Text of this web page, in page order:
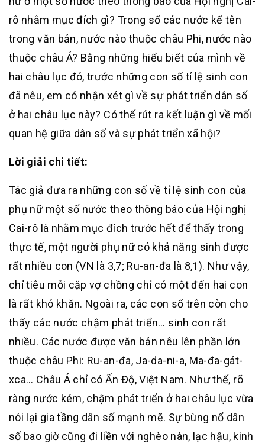
rô nhằm mục đích gì? Trong số các nước kể tên
trong văn bản, nước nào thuộc châu Phi, nước nào
thuộc châu Á? Bằng những hiểu biết của mình về
hai châu lục đó, trước những con số tỉ lệ sinh con
đã nêu, em có nhận xét gì về sự phát triển dân số
ở hai châu lục này? Có thế rút ra kết luận gì về mối
quan hệ giữa dân số và sự phát triển xã hội?
Lời giải chi tiết:
Tác giả đưa ra những con số về tỉ lệ sinh con của
phụ nữ một số nước theo thông báo của Hội nghị
Cai-rô là nhằm mục đích trước hết để thấy trong
thực tế, một người phụ nữ có khả năng sinh được
rất nhiều con (VN là 3,7; Ru-an-đa là 8,1). Như vậy,
chỉ tiêu mỗi cặp vợ chồng chỉ có một đến hai con
là rất khó khăn. Ngoài ra, các con số trên còn cho
thấy các nước chậm phát triển… sinh con rất
nhiều. Các nước được văn bản nêu lên phần lớn
thuộc châu Phi: Ru-an-đa, Ja-da-ni-a, Ma-đa-gát-
xca… Châu Á chỉ có Ấn Độ, Việt Nam. Như thế, rõ
ràng nước kém, chậm phát triển ở hai châu lục vừa
nói lại gia tầng dân số mạnh mẽ. Sự bùng nổ dân
số bao giờ cũng đi liền với nghèo nàn, lạc hậu, kinh